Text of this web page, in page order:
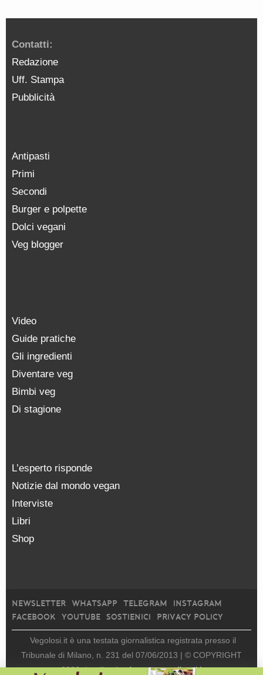
Contatti:
Redazione
Uff. Stampa
Pubblicità
Antipasti
Primi
Secondi
Burger e polpette
Dolci vegani
Veg blogger
Video
Guide pratiche
Gli ingredienti
Diventare veg
Bimbi veg
Di stagione
L’esperto risponde
Notizie dal mondo vegan
Interviste
Libri
Shop
NEWSLETTER WHATSAPP TELEGRAM
INSTAGRAM
FACEBOOK
YOUTUBE SOSTIENICI PRIVACY POLICY
Vegolosi.it è una testata giornalistica registrata presso il
Tribunale di Milano, n. 231 del 07/06/2013 | © COPYRIGHT
2026 | edito da viceversa media srl |